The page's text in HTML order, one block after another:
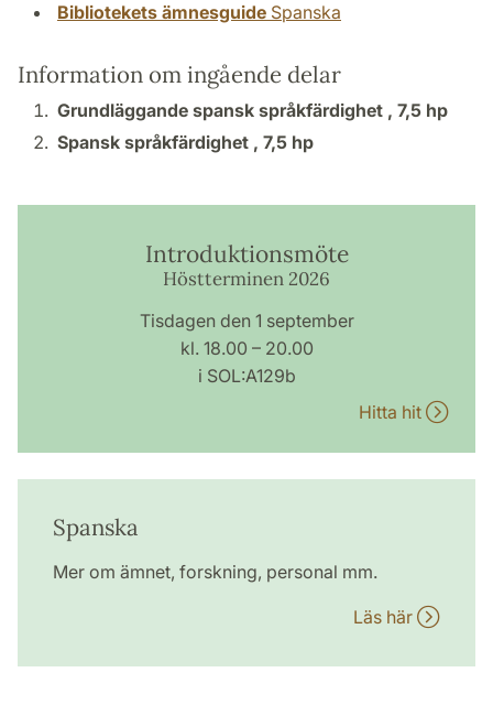
Bibliotekets ämnesguide Spanska
Information om ingående delar
Grundläggande spansk språkfärdighet , 7,5 hp
Spansk språkfärdighet , 7,5 hp
Introduktionsmöte
Höstterminen 2026
Tisdagen den 1 september
kl. 18.00 – 20.00
i SOL:A129b
Hitta hit
Spanska
Mer om ämnet, forskning, personal mm.
Läs här